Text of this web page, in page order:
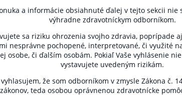
nie je z dôvodu ochrany zdravia alebo
v lehote 14 dní.
a informácie obsiahnuté ďalej v tejto sekcii
výhradne zdravotníckym odborníkom.
sa riziku ohrozenia svojho zdravia, poprípade
nesprávne pochopené, interpretované, či využité
osobe, či ďalším osobám. Pokiaľ Vaše vyhlásenie
vystavujete uvedeným rizikám.
vyhlasujem, že som odborníkom v zmysle Zákona č.
teda osobou oprávnenou zdravotnícke